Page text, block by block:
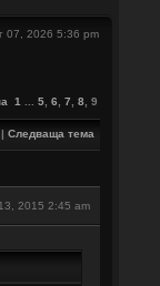
07, 2026 5:36 pm
1 5, 6 7 8 9
| Следваща тема
2015 2:45 am